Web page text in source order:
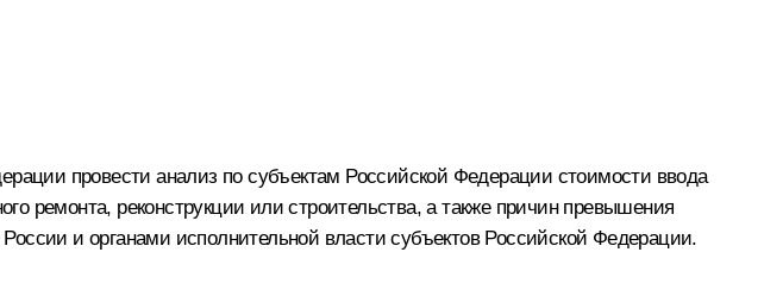
провести анализ по субъектам Российской Федерации стоимости ввода
ремонта, реконструкции или строительства, а также причин превышения
и органами исполнительной власти субъектов Российской Федерации.